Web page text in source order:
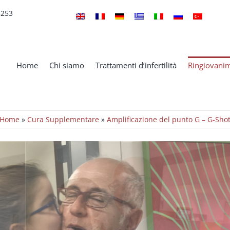
Home Chi siamo Trattamenti d’infertilità
Home» Cura Supplementare» Amplificazione del punto G – G-Shot